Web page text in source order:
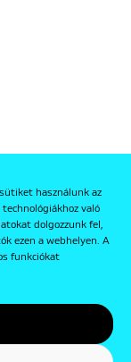
használunk az
való
dolgozzunk fel,
ezen a webhelyen. A
funkciókat